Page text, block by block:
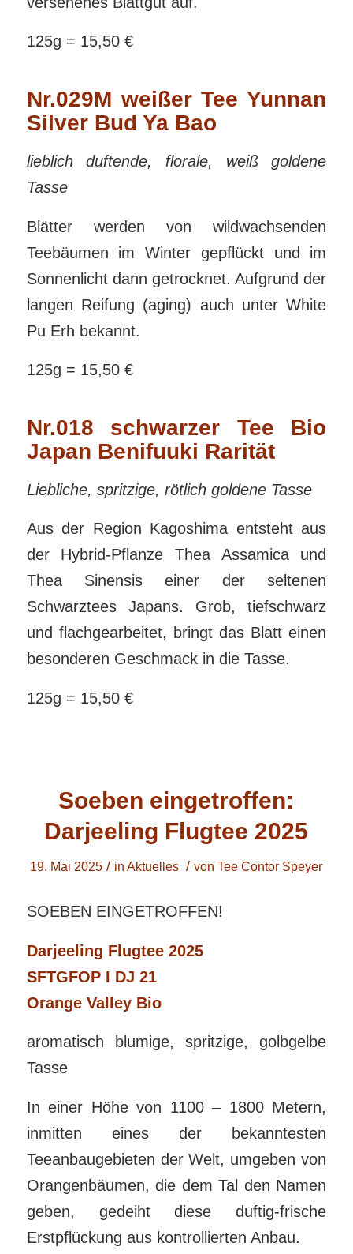
125g = 15,50 €
Nr.029M weißer Tee Yunnan
Silver Bud Ya Bao
lieblich duftende, florale, weiß goldene
Tasse
Blätter werden von wildwachsenden
Teebäumen im Winter gepflückt und im
Sonnenlicht dann getrocknet. Aufgrund der
langen Reifung (aging) auch unter White
Pu Erh bekannt.
125g = 15,50 €
Nr.018 schwarzer Tee Bio
Japan Benifuuki Rarität
Liebliche, spritzige, rötlich goldene Tasse
Aus der Region Kagoshima entsteht aus
der Hybrid-Pflanze Thea Assamica und
Thea Sinensis einer der seltenen
Schwarztees Japans. Grob, tiefschwarz
und flachgearbeitet, bringt das Blatt einen
besonderen Geschmack in die Tasse.
125g = 15,50 €
Soeben eingetroffen:
Darjeeling Flugtee 2025
19. Mai 2025 / inAktuelles / vonTee Contor Speyer
SOEBEN EINGETROFFEN!
Darjeeling Flugtee 2025
SFTGFOP I DJ 21
Orange Valley Bio
aromatisch blumige, spritzige, golbgelbe
Tasse
In einer Höhe von 1100 – 1800 Metern,
inmitten eines der bekanntesten
Teeanbaugebieten der Welt, umgeben von
Orangenbäumen, die dem Tal den Namen
geben, gedeiht diese duftig-frische
Erstpflückung aus kontrollierten Anbau.